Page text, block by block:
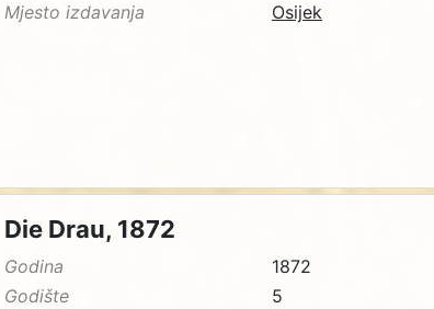
Mjesto izdavanja
Osijek
Die Drau, 1872
Godina
1872
Godište
5